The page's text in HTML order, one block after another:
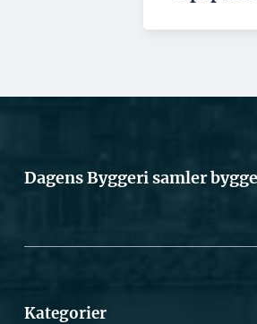
Dagens Byggeri samler
Kategorier